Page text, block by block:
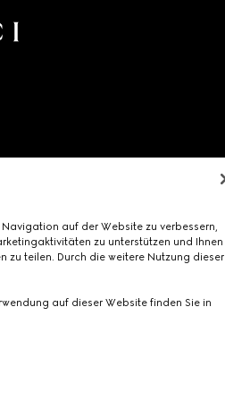
auf der Website zu verbessern,
zu unterstützen und Ihnen
zu teilen. Durch die weitere Nutzung dieser
auf dieser Website finden Sie in